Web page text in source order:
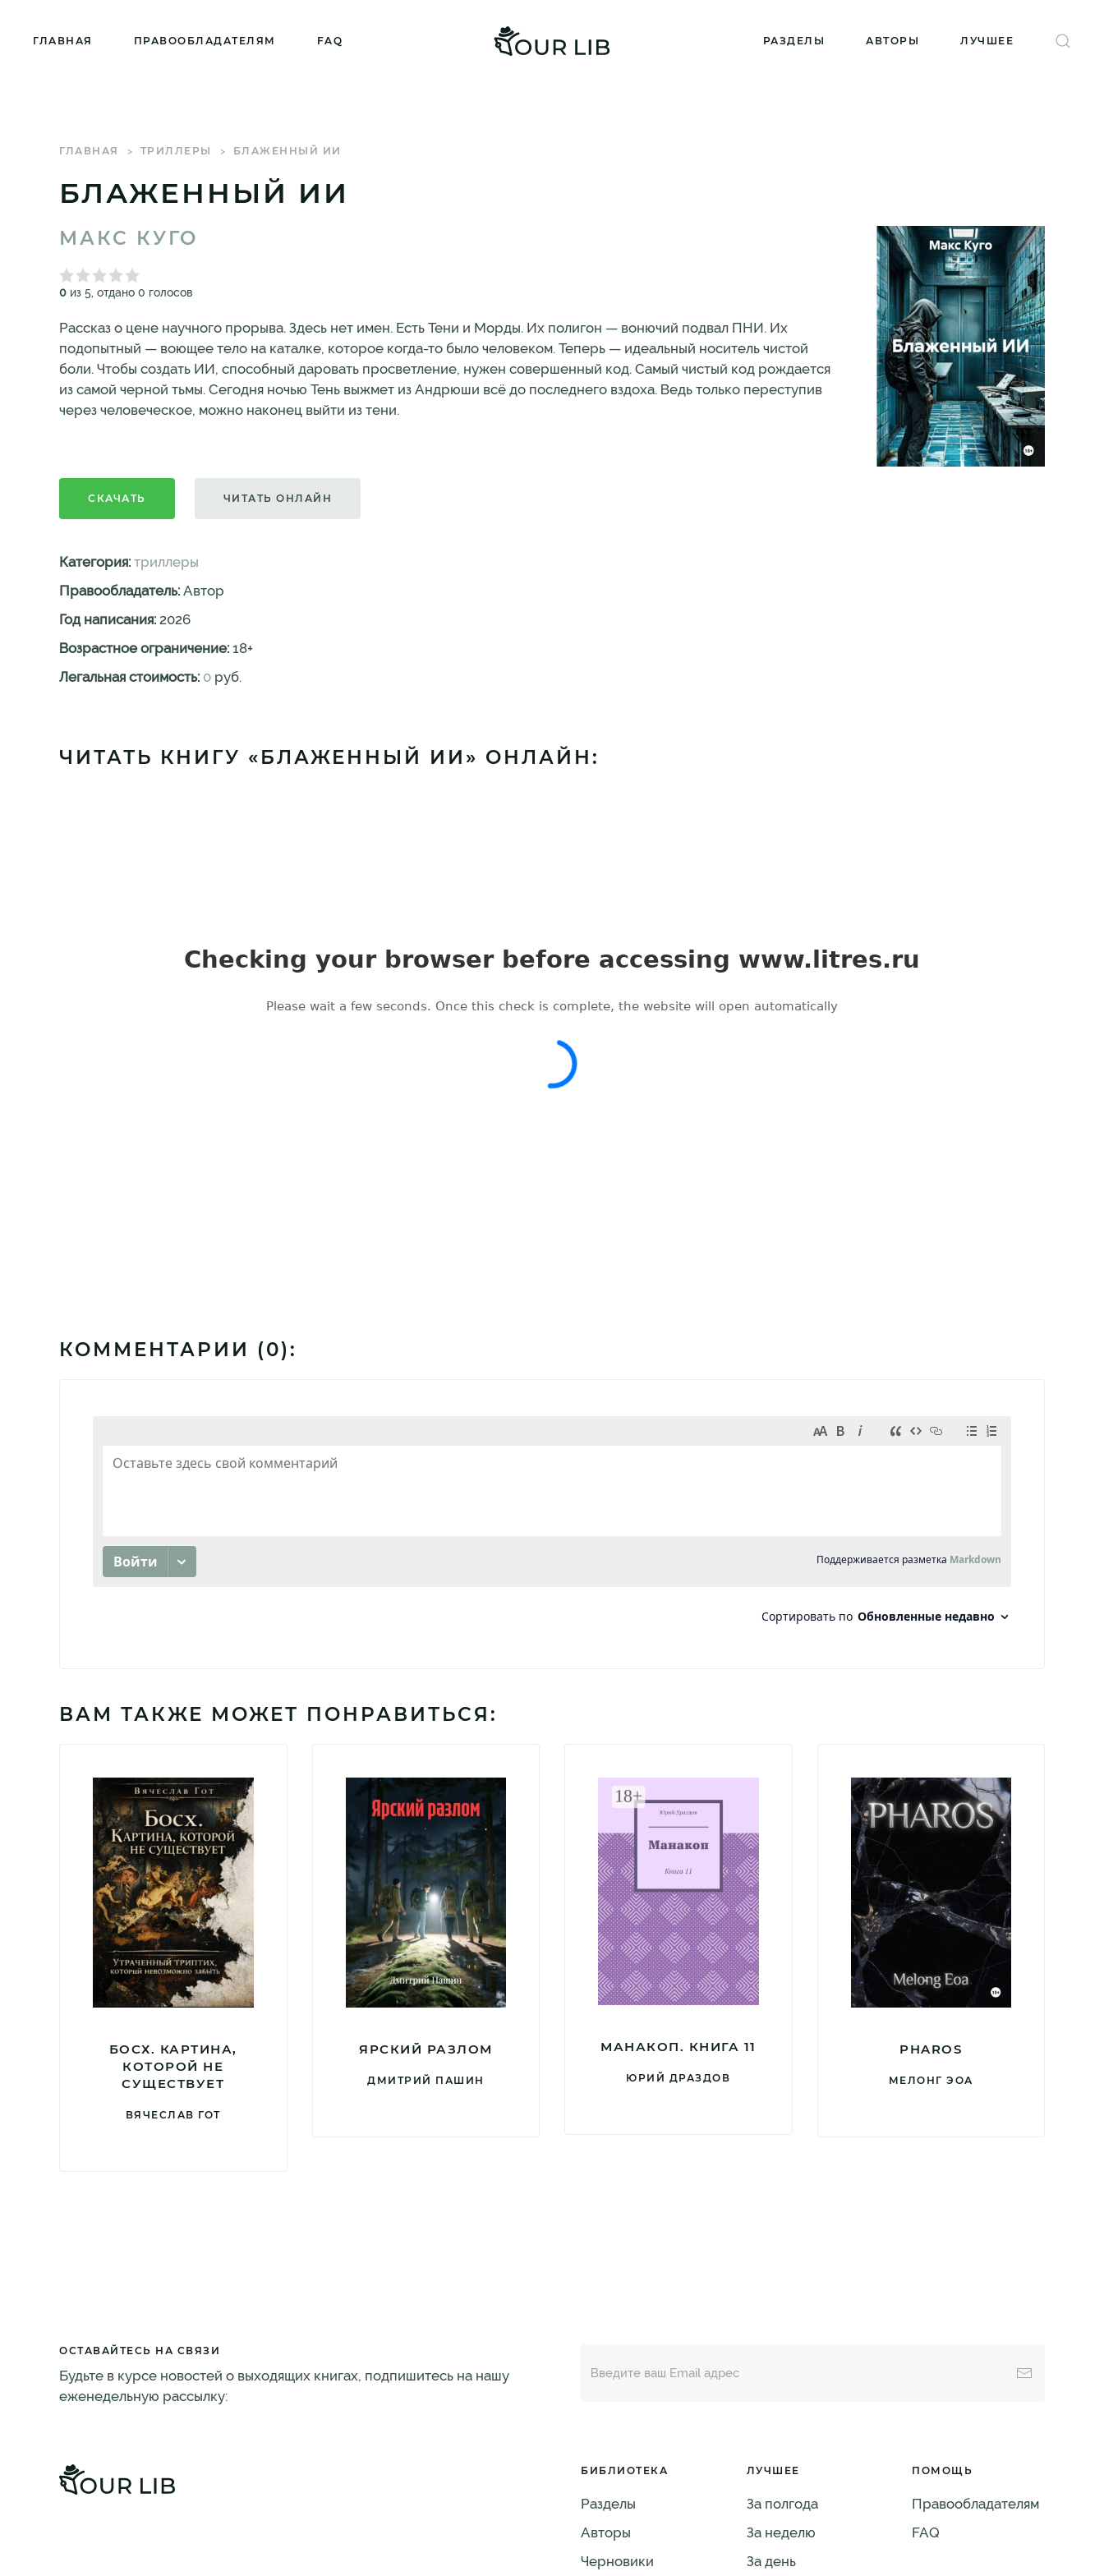
ГЛАВНАЯ ПРАВООБЛАДАТЕЛЯМ FAQ РАЗДЕЛЫ АВТОРЫ ЛУЧШЕЕ
ГЛАВНАЯ ТРИЛЛЕРЫ БЛАЖЕННЫЙ ИИ
БЛАЖЕННЫЙ ИИ
МАКС КУГО
0 из 5, отдано 0 голосов
Рассказ о цене научного прорыва. Здесь нет имен. Есть Тени и Морды. Их полигон — вонючий подвал ПНИ. Их
подопытный — воющее тело на каталке, которое когда-то было человеком. Теперь — идеальный носитель чистой
боли. Чтобы создать ИИ, способный даровать просветление, нужен совершенный код. Самый чистый код рождается
из самой черной тьмы. Сегодня ночью Тень выжмет из Андрюши всё до последнего вздоха. Ведь только переступив
через человеческое, можно наконец выйти из тени.
СКАЧАТЬ ЧИТАТЬ ОНЛАЙН
Категория: триллеры
Правообладатель: Автор
Год написания: 2026
Возрастное ограничение: 18+
Легальная стоимость: 0 руб.
ЧИТАТЬ КНИГУ «БЛАЖЕННЫЙ ИИ» ОНЛАЙН:
КОММЕНТАРИИ (0):
ВАМ ТАКЖЕ МОЖЕТ ПОНРАВИТЬСЯ:
БОСХ. КАРТИНА,
КОТОРОЙ НЕ
СУЩЕСТВУЕТ
ВЯЧЕСЛАВ ГОТ
ЯРСКИЙ РАЗЛОМ
ДМИТРИЙ ПАШИН
МАНАКОП. КНИГА 11
ЮРИЙ ДРАЗДОВ
PHAROS
МЕЛОНГ ЭОА
ОСТАВАЙТЕСЬ НА СВЯЗИ
Будьте в курсе новостей о выходящих книгах, подпишитесь на нашу
еженедельную рассылку:
БИБЛИОТЕКА
Разделы
Авторы
Черновики
ЛУЧШЕЕ
За полгода
За неделю
За день
ПОМОЩЬ
Правообладателям
FAQ